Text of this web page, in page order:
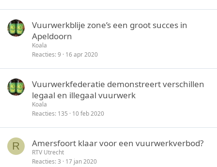
Vuurwerkblije zone’s een groot succes in
Apeldoorn
Koala
Reacties 9 16 apr 2020
Vuurwerkfederatie demonstreert verschillen
legaal en illegaal vuurwerk
Koala
Reacties 135 10 feb 2020
R Amersfoort klaar voor een vuurwerkverbod?
RTV Utrecht
Reacties 3 17 jan 2020